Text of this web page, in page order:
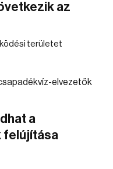
az
területet
a
felújítása